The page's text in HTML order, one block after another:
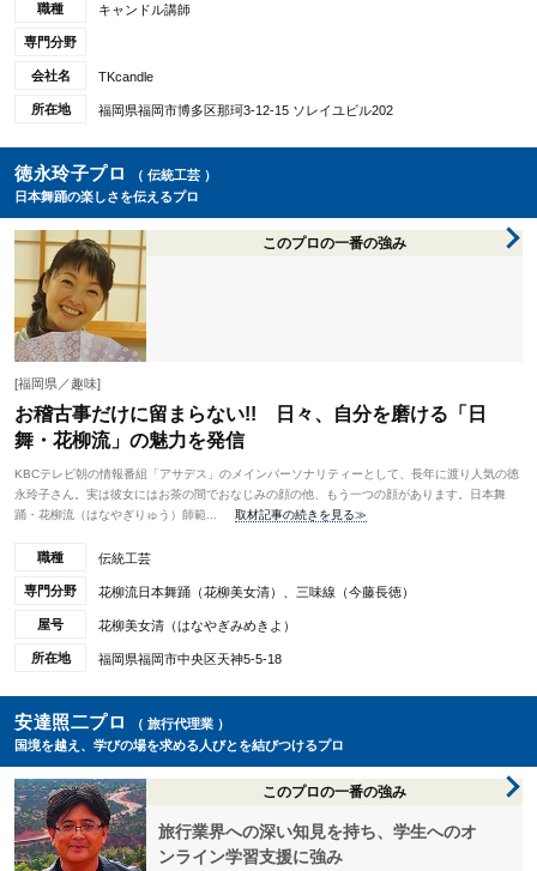
職種 キャンドル講師
専門分野
会社名 TKcandle
所在地 福岡県福岡市博多区那珂3-12-15 ソレイユビル202
徳永玲子プロ
（ 伝統工芸 ）
日本舞踊の楽しさを伝えるプロ
このプロの一番の強み
[福岡県／趣味]
お稽古事だけに留まらない!! 日々、自分を磨ける「日
舞・花柳流」の魅力を発信
KBCテレビ朝の情報番組「アサデス」のメインパーソナリティーとして、長年に渡り人気の徳
永玲子さん。実は彼女にはお茶の間でおなじみの顔の他、もう一つの顔があります。日本舞
踊・花柳流（はなやぎりゅう）師範...
取材記事の続きを見る≫
職種 伝統工芸
専門分野 花柳流日本舞踊（花柳美女清）、三味線（今藤長徳）
屋号 花柳美女清（はなやぎみめきよ）
所在地 福岡県福岡市中央区天神5-5-18
安達照二プロ
（ 旅行代理業 ）
国境を越え、学びの場を求める人びとを結びつけるプロ
このプロの一番の強み
旅行業界への深い知見を持ち、学生へのオ
ンライン学習支援に強み